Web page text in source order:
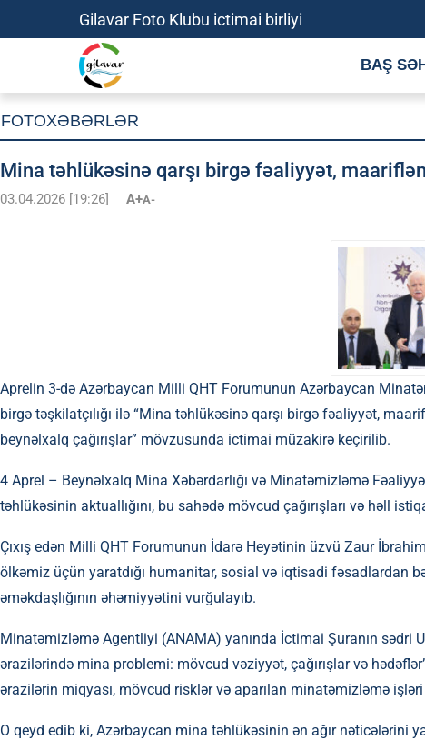
Gilavar Foto Klubu ictimai birliyi
BAŞ
FOTOXƏBƏRLƏR
Mina təhlükəsinə qarşı birgə fəaliyyət,
03.04.2026 [19:26] A+A-
Aprelin 3-də Azərbaycan Milli QHT Forumunun Azərbaycan
birgə təşkilatçılığı ilə “Mina təhlükəsinə qarşı birgə fəaliyyət,
beynəlxalq çağırışlar” mövzusunda ictimai müzakirə keçirilib.
4 Aprel – Beynəlxalq Mina Xəbərdarlığı və Minatəmizləmə
təhlükəsinin aktuallığını, bu sahədə mövcud çağırışları və həll
Çıxış edən Milli QHT Forumunun İdarə Heyətinin üzvü Zaur
ölkəmiz üçün yaratdığı humanitar, sosial və iqtisadi fəsadlardan
əməkdaşlığının əhəmiyyətini vurğulayıb.
Minatəmizləmə Agentliyi (ANAMA) yanında İctimai Şuranın sədri
ərazilərində mina problemi: mövcud vəziyyət, çağırışlar və
ərazilərin miqyası, mövcud risklər və aparılan minatəmizləmə
O qeyd edib ki, Azərbaycan mina təhlükəsinin ən ağır nəticələrini